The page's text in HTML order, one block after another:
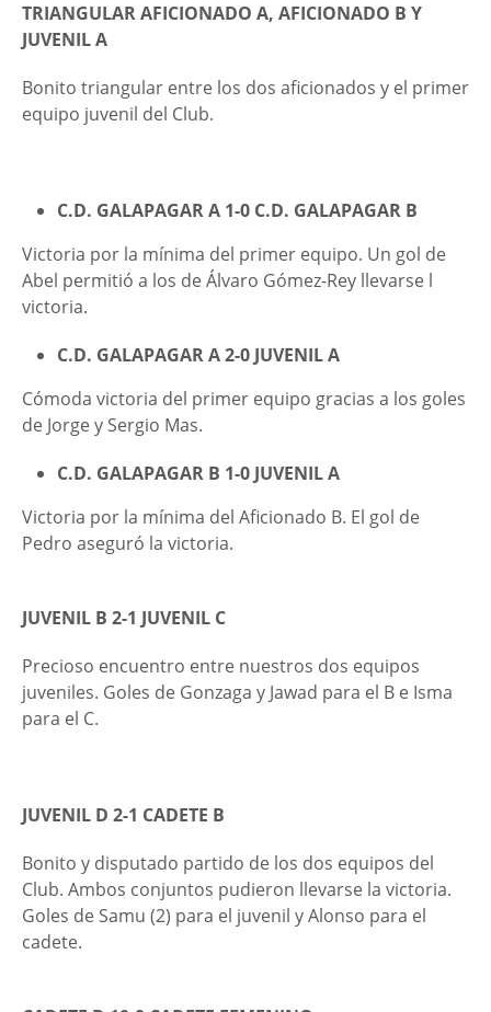
TRIANGULAR AFICIONADO A, AFICIONADO B Y
JUVENIL A
Bonito triangular entre los dos aficionados y el primer
equipo juvenil del Club.
C.D. GALAPAGAR A 1-0 C.D. GALAPAGAR B
Victoria por la mínima del primer equipo. Un gol de
Abel permitió a los de Álvaro Gómez-Rey llevarse l
victoria.
C.D. GALAPAGAR A 2-0 JUVENIL A
Cómoda victoria del primer equipo gracias a los goles
de Jorge y Sergio Mas.
C.D. GALAPAGAR B 1-0 JUVENIL A
Victoria por la mínima del Aficionado B. El gol de
Pedro aseguró la victoria.
JUVENIL B 2-1 JUVENIL C
Precioso encuentro entre nuestros dos equipos
juveniles. Goles de Gonzaga y Jawad para el B e Isma
para el C.
JUVENIL D 2-1 CADETE B
Bonito y disputado partido de los dos equipos del
Club. Ambos conjuntos pudieron llevarse la victoria.
Goles de Samu (2) para el juvenil y Alonso para el
cadete.